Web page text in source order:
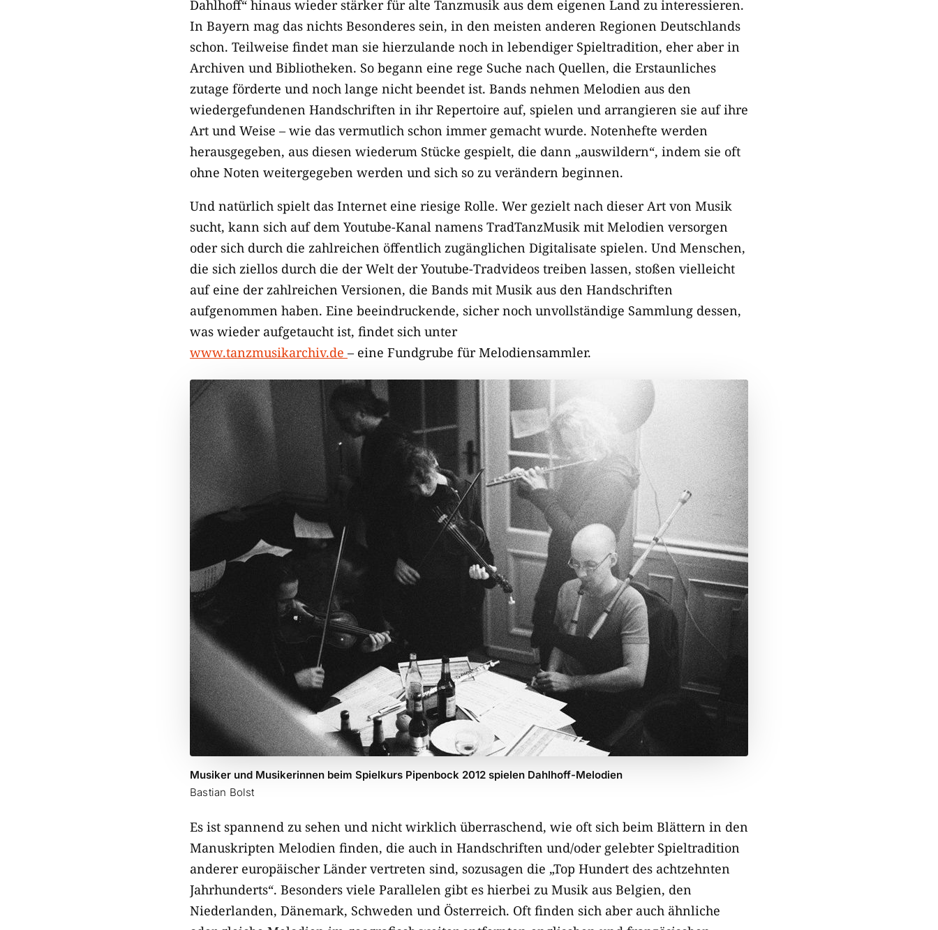
Dahlhoff“ hinaus wieder stärker für alte Tanzmusik aus dem eigenen Land zu interessieren.
In Bayern mag das nichts Besonderes sein, in den meisten anderen Regionen Deutschlands
schon. Teilweise findet man sie hierzulande noch in lebendiger Spieltradition, eher aber in
Archiven und Bibliotheken. So begann eine rege Suche nach Quellen, die Erstaunliches
zutage förderte und noch lange nicht beendet ist. Bands nehmen Melodien aus den
wiedergefundenen Handschriften in ihr Repertoire auf, spielen und arrangieren sie auf ihre
Art und Weise – wie das vermutlich schon immer gemacht wurde. Notenhefte werden
herausgegeben, aus diesen wiederum Stücke gespielt, die dann „auswildern“, indem sie oft
ohne Noten weitergegeben werden und sich so zu verändern beginnen.
Und natürlich spielt das Internet eine riesige Rolle. Wer gezielt nach dieser Art von Musik
sucht, kann sich auf dem Youtube-Kanal namens TradTanzMusik mit Melodien versorgen
oder sich durch die zahlreichen öffentlich zugänglichen Digitalisate spielen. Und Menschen,
die sich ziellos durch die der Welt der Youtube-Tradvideos treiben lassen, stoßen vielleicht
auf eine der zahlreichen Versionen, die Bands mit Musik aus den Handschriften
aufgenommen haben. Eine beeindruckende, sicher noch unvollständige Sammlung dessen,
was wieder aufgetaucht ist, findet sich unter
www.tanzmusikarchiv.de – eine Fundgrube für Melodiensammler.
Musiker und Musikerinnen beim Spielkurs Pipenbock 2012 spielen Dahlhoff-Melodien
Bastian Bolst
Es ist spannend zu sehen und nicht wirklich überraschend, wie oft sich beim Blättern in den
Manuskripten Melodien finden, die auch in Handschriften und/oder gelebter Spieltradition
anderer europäischer Länder vertreten sind, sozusagen die „Top Hundert des achtzehnten
Jahrhunderts“. Besonders viele Parallelen gibt es hierbei zu Musik aus Belgien, den
Niederlanden, Dänemark, Schweden und Österreich. Oft finden sich aber auch ähnliche